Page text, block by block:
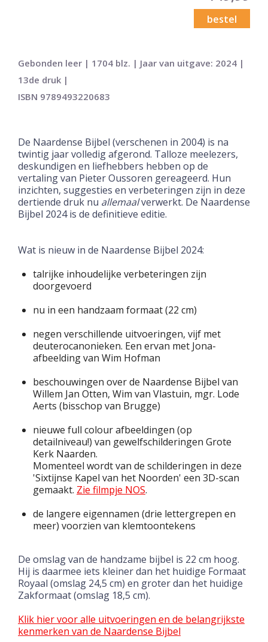
bestel
Gebonden leer | 1704 blz. | Jaar van uitgave: 2024 |
13de druk |
ISBN 9789493220683
De Naardense Bijbel (verschenen in 2004) is na
twintig jaar volledig afgerond. Talloze meelezers,
deskundigen en liefhebbers hebben op de
vertaling van Pieter Oussoren gereageerd. Hun
inzichten, suggesties en verbeteringen zijn in deze
dertiende druk nu allemaalverwerkt. De Naardense
Bijbel 2024 is de definitieve editie.
Wat is nieuw in de Naardense Bijbel 2024:
talrijke inhoudelijke verbeteringen zijn
doorgevoerd
nu in een handzaam formaat (22 cm)
negen verschillende uitvoeringen, vijf met
deuterocanonieken. Een ervan met Jona-
afbeelding van Wim Hofman
beschouwingen over de Naardense Bijbel van
Willem Jan Otten, Wim van Vlastuin, mgr. Lode
Aerts (bisschop van Brugge)
nieuwe full colour afbeeldingen (op
detailniveau!) van gewelfschilderingen Grote
Kerk Naarden.
Momenteel wordt van de schilderingen in deze
'Sixtijnse Kapel van het Noorden' een 3D-scan
gemaakt. Zie filmpje NOS.
de langere eigennamen (drie lettergrepen en
meer) voorzien van klemtoontekens
De omslag van de handzame bijbel is 22 cm hoog.
Hij is daarmee iets kleiner dan het huidige Formaat
Royaal (omslag 24,5 cm) en groter dan het huidige
Zakformaat (omslag 18,5 cm).
Klik hier voor alle uitvoeringen en de belangrijkste
kenmerken van de Naardense Bijbel